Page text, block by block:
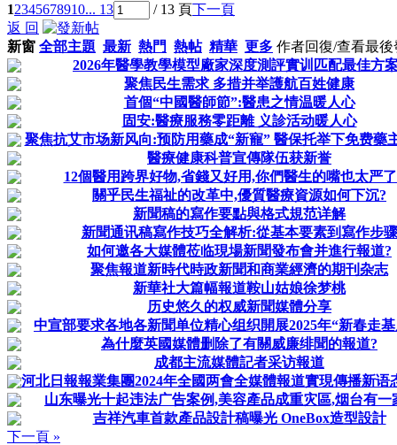
12345678910... 13 / 13 頁下一頁
返 回
新窗 全部主題 最新 熱門 熱帖 精華 更多 作者回復/查看最後
2026年醫學教學模型廠家深度測評實训匹配最佳方
聚焦民生需求 多措并举護航百姓健康
首個“中國醫師節”:醫患之情温暖人心
固安:醫療服務零距離 义診活动暖人心
聚焦抗艾市场新风向:预防用藥成“新寵” 醫保托举下免费藥
醫療健康科普宣傳隊伍获新誉
12個醫用跨界好物,省錢又好用,你們醫生的嘴也太严
關乎民生福祉的改革中,優質醫療資源如何下沉?
新聞稿的寫作要點與格式規范详解
新聞通讯稿寫作技巧全解析:從基本要素到寫作步骤
如何邀各大媒體莅临現場新聞發布會并進行報道?
聚焦報道新時代時政新聞和商業經濟的期刊杂志
新華社大篇幅報道鞍山姑娘徐梦桃
历史悠久的权威新聞媒體分享
中宣部要求各地各新聞单位精心组织開展2025年“新春走
為什麼英國媒體删除了有關威廉绯聞的報道?
成都主流媒體記者采访報道
河北日報報業集團2024年全國两會全媒體報道實現傳播新语
山东曝光十起违法广告案例,美容產品成重灾區,烟台有一
吉祥汽車首款產品設計稿曝光 OneBox造型設計
下一頁 »